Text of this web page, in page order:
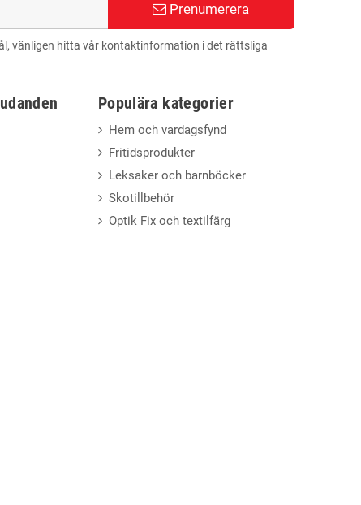
Prenumerera
vänligen hitta vår kontaktinformation i det rättsliga
Populära kategorier
Hem och vardagsfynd
Fritidsprodukter
Leksaker och barnböcker
Skotillbehör
Optik Fix och textilfärg